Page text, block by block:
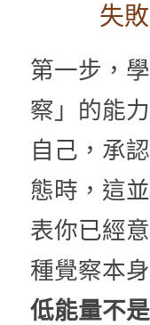
失
第一步，
察」的能
自己，承
態時，這
表你已經
種覺察本
低能量不